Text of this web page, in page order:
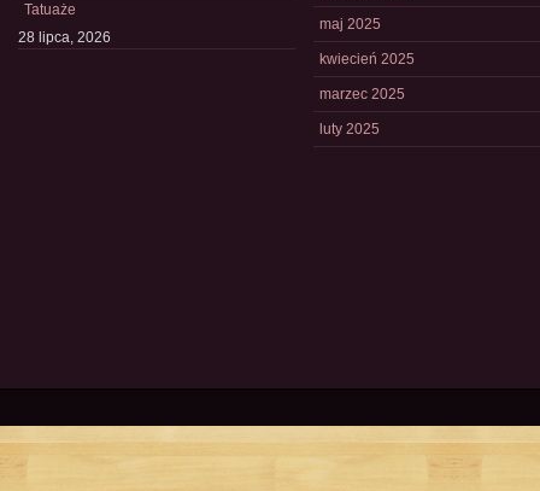
Tatuaże
28 lipca, 2026
maj 2025
kwiecień 2025
marzec 2025
luty 2025